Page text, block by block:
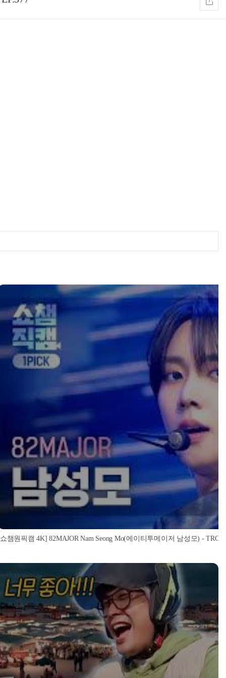
챔원픽캠 4K] 82MAJOR Nam Seong Mo(에이티투메이저 남성모) -